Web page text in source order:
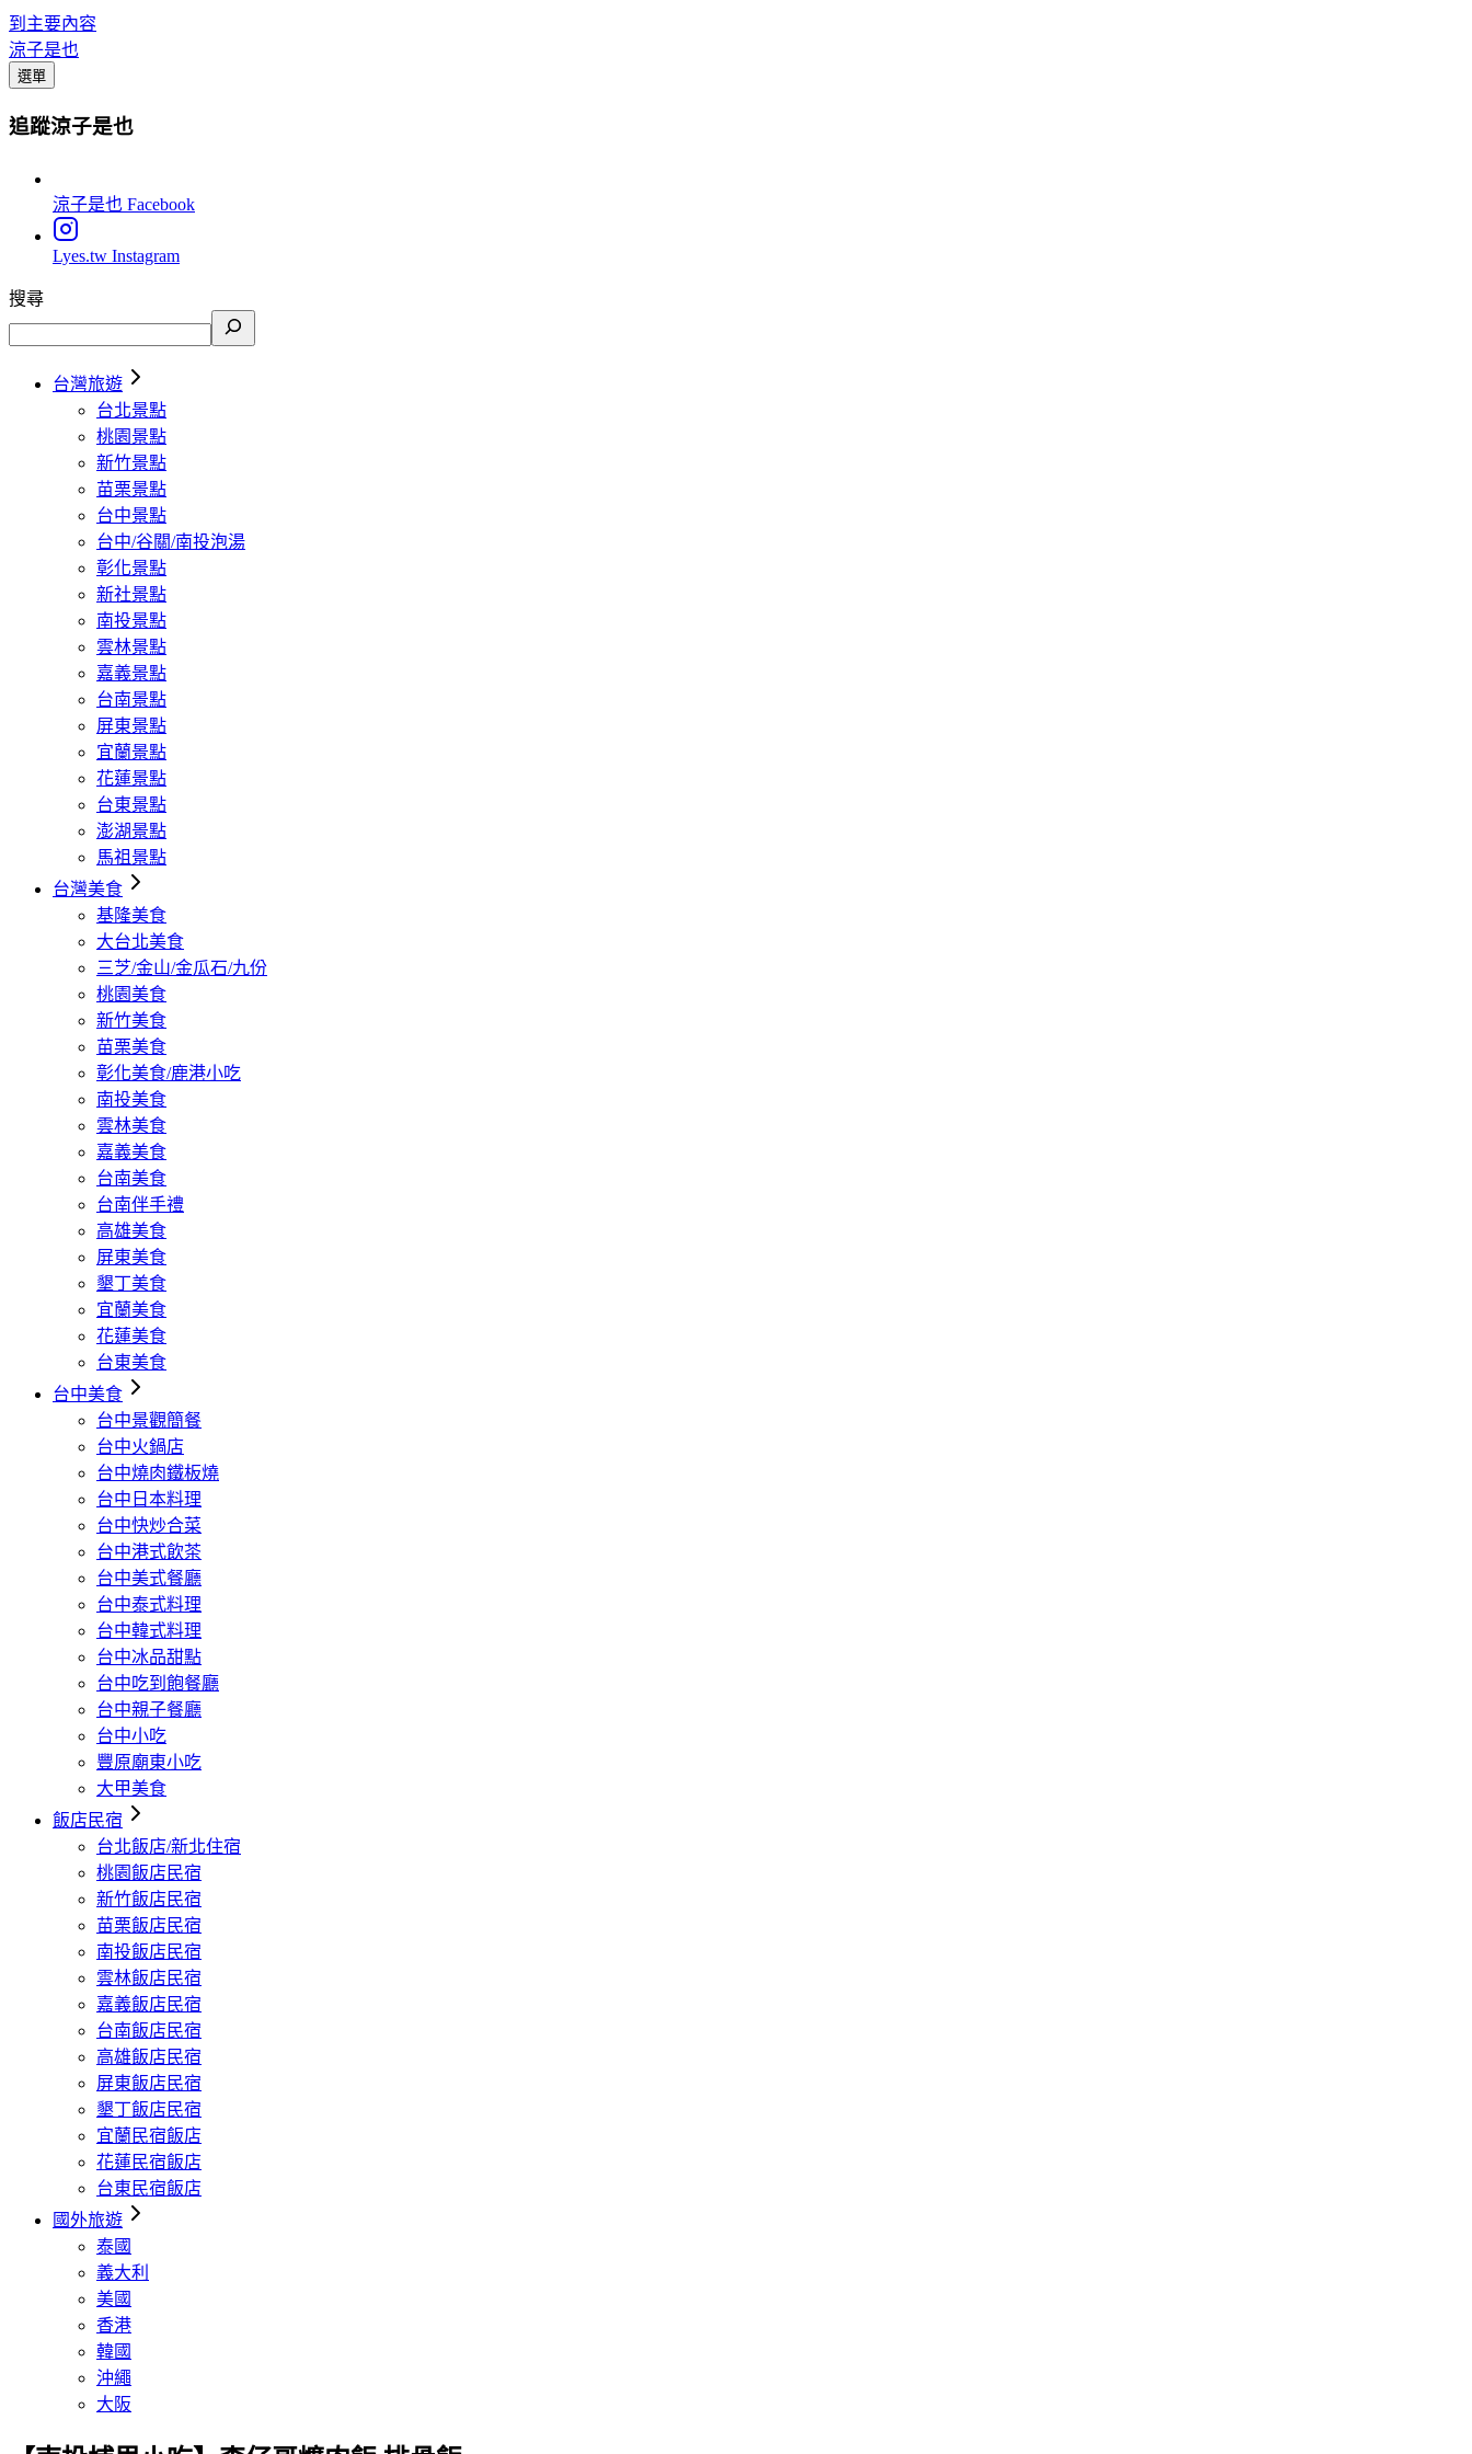
到主要內容
涼子是也
選單
追蹤涼子是也
涼子是也 Facebook
Lyes.tw Instagram
搜尋
台灣旅遊
台北景點
桃園景點
新竹景點
苗栗景點
台中景點
台中/谷關/南投泡湯
彰化景點
新社景點
南投景點
雲林景點
嘉義景點
台南景點
屏東景點
宜蘭景點
花蓮景點
台東景點
澎湖景點
馬祖景點
台灣美食
基隆美食
大台北美食
三芝/金山/金瓜石/九份
桃園美食
新竹美食
苗栗美食
彰化美食/鹿港小吃
南投美食
雲林美食
嘉義美食
台南美食
台南伴手禮
高雄美食
屏東美食
墾丁美食
宜蘭美食
花蓮美食
台東美食
台中美食
台中景觀簡餐
台中火鍋店
台中燒肉鐵板燒
台中日本料理
台中快炒合菜
台中港式飲茶
台中美式餐廳
台中泰式料理
台中韓式料理
台中冰品甜點
台中吃到飽餐廳
台中親子餐廳
台中小吃
豐原廟東小吃
大甲美食
飯店民宿
台北飯店/新北住宿
桃園飯店民宿
新竹飯店民宿
苗栗飯店民宿
南投飯店民宿
雲林飯店民宿
嘉義飯店民宿
台南飯店民宿
高雄飯店民宿
屏東飯店民宿
墾丁飯店民宿
宜蘭民宿飯店
花蓮民宿飯店
台東民宿飯店
國外旅遊
泰國
義大利
美國
香港
韓國
沖繩
大阪